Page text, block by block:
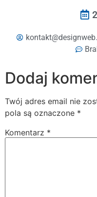
Dodaj
Twój adres email nie
pola są oznaczone *
Komentarz *